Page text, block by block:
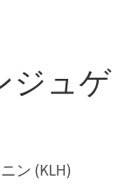
ジュゲ
ン (KLH)